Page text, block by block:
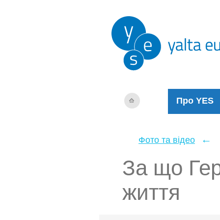
Про YES
Фото та відео ←
За що
життя